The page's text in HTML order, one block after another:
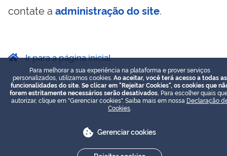
contate a administração do site.
Ir para a página inicial
Para melhorar a sua experiência na plataforma e prover serviços
personalizados, utilizamos cookies. Ao aceitar, você terá acesso a todas as
funcionalidades do site. Se clicar em "Rejeitar Cookies", os cookies que
forem estritamente necessários serão desativados. Para escolher quais
autorizar, clique em "Gerenciar cookies". Saiba mais em nossa Declaração
Cookies
Gerenciar cookies